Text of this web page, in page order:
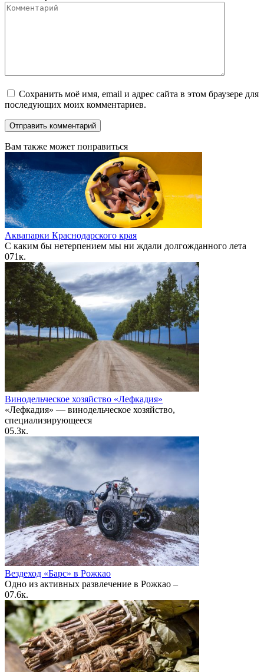
Сохранить моё имя, email и адрес сайта в этом браузере для
последующих моих комментариев.
Вам также может понравиться
Аквапарки Краснодарского края
С каким бы нетерпением мы ни ждали долгожданного лета
071к.
Винодельческое хозяйство «Лефкадия»
«Лефкадия» — винодельческое хозяйство,
специализирующееся
05.3к.
Вездеход «Барс» в Рожкао
Одно из активных развлечение в Рожкао –
07.6к.